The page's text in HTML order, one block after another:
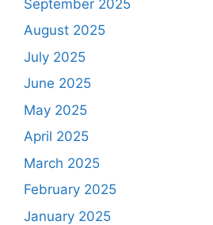
September 2025
August 2025
July 2025
June 2025
May 2025
April 2025
March 2025
February 2025
January 2025